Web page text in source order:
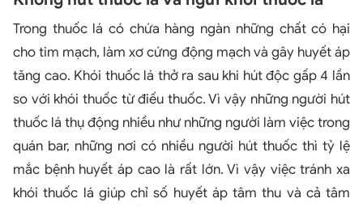
Trong thuốc lá có chứa hàng ngàn những chất có hại
cho tim mạch, làm xơ cứng động mạch và gây huyết áp
tăng cao. Khói thuốc lá thở ra sau khi hút độc gấp 4 lần
so với khói thuốc từ điếu thuốc. Vì vậy những người hút
thuốc lá thụ động nhiều như những người làm việc trong
quán bar, những nơi có nhiều người hút thuốc thì tỷ lệ
mắc bệnh huyết áp cao là rất lớn. Vì vậy việc tránh xa
khói thuốc lá giúp chỉ số huyết áp tâm thu và cả tâm